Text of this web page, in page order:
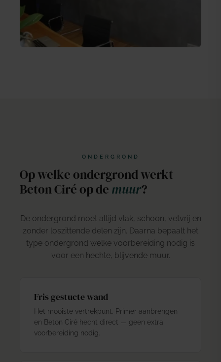
ONDERGROND
Op welke ondergrond werkt
Beton Ciré op de muur?
De ondergrond moet altijd vlak, schoon, vetvrij en
zonder loszittende delen zijn. Daarna bepaalt het
type ondergrond welke voorbereiding nodig is
voor een hechte, blijvende muur.
Fris gestucte wand
Het mooiste vertrekpunt. Primer aanbrengen
en Beton Ciré hecht direct — geen extra
voorbereiding nodig.